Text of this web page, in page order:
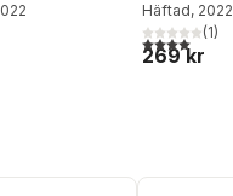
Häftad, 2022
4,0utav 5(1)
269 kr